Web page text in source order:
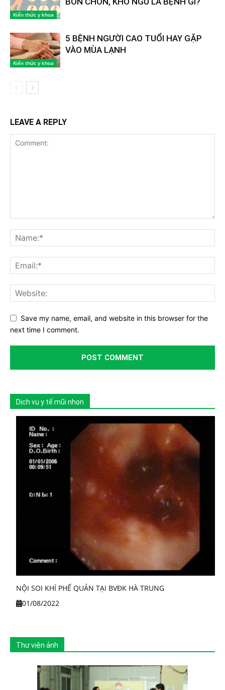
Kiến thức y khoa
Kiến thức y khoa
5 BỆNH NGƯỜI CAO TUỔI HAY GẶP
VÀO MÙA LẠNH
LEAVE A REPLY
Save my name, email, and website in this browser for the
next time I comment.
Dịch vụ y tế mũi nhọn
NỘI SOI KHÍ PHẾ QUẢN TẠI BVĐK HÀ TRUNG
01/08/2022
Thư viện ảnh